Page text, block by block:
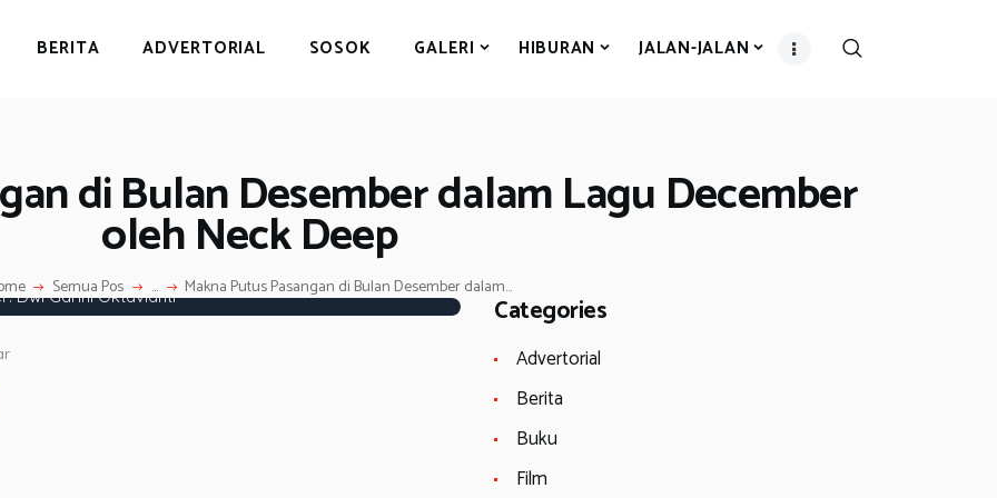
BERITA ADVERTORIAL SOSOK GALERI HIBURAN JALAN-JALAN
di Bulan Desember dalam Lagu December
oleh Neck Deep
Semua Pos ... Makna Putus Pasangan di Bulan Desember dalam...
ADVERTORIAL
JALAN-JALAN
HIDUP
Dwi Garini Oktavianti Categories
Advertorial
Berita
Buku
Film